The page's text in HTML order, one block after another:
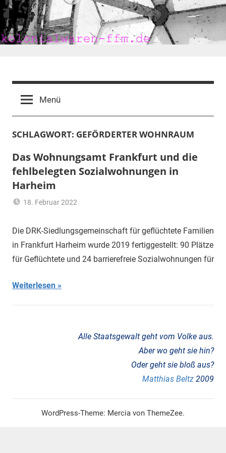
Zum
Inhalt
springen
kolonialwaren-
ffm.de
Menü
SCHLAGWORT: GEFÖRDERTER WOHNRAUM
Das Wohnungsamt Frankfurt und die
fehlbelegten Sozialwohnungen in
Harheim
18. Februar 2022
Wohnen
Die DRK-Siedlungsgemeinschaft für geflüchtete Familien
in Frankfurt Harheim wurde 2019 fertiggestellt: 90 Plätze
für Geflüchtete und 24 barrierefreie Sozialwohnungen für
Weiterlesen
Alle Staatsgewalt geht vom Volke aus.
Aber wo geht sie hin?
Oder geht sie bloß aus?
Matthias Beltz 2009
WordPress-Theme: Mercia von ThemeZee.